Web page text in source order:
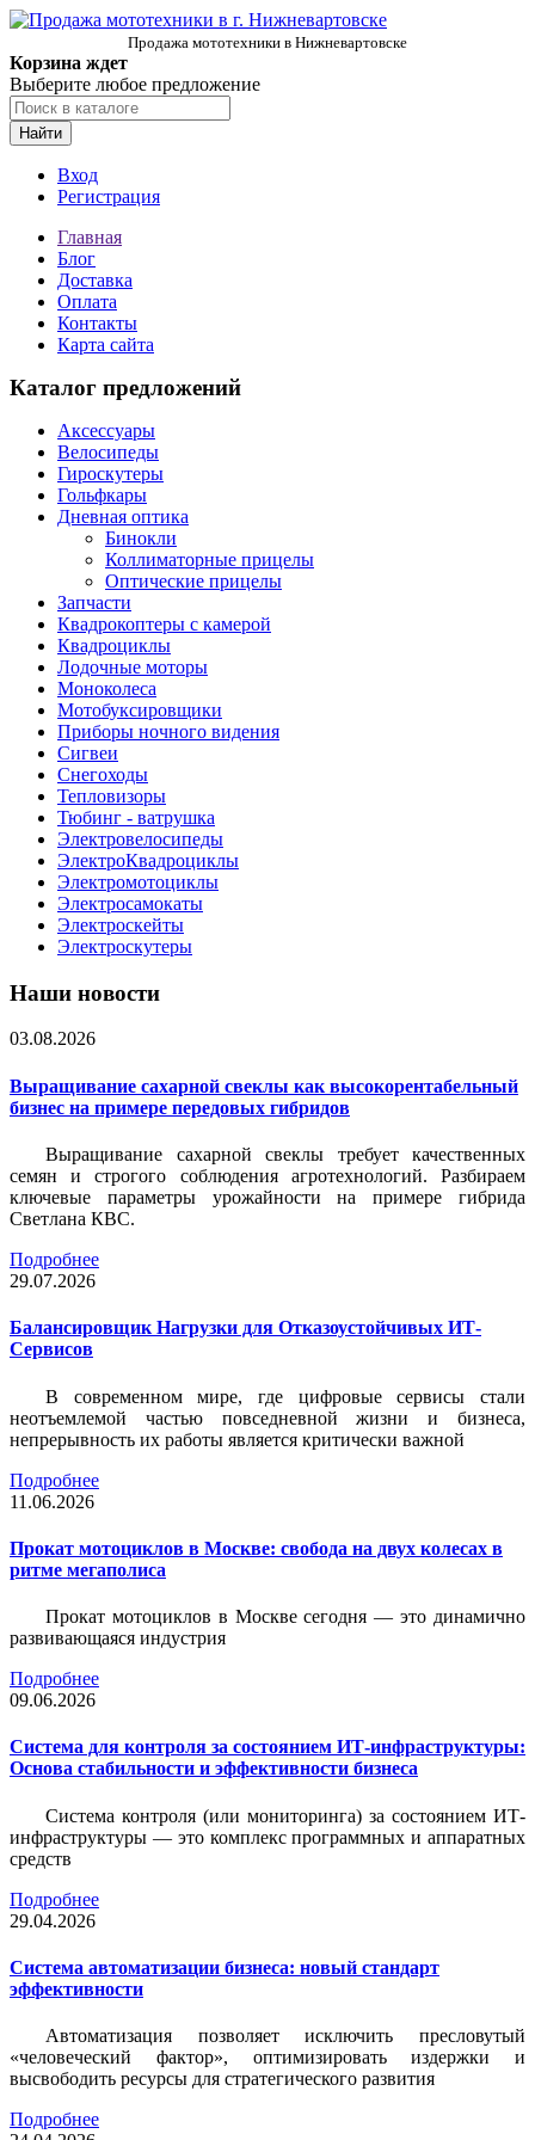
Продажа мототехники в Нижневартовске
Корзина ждет
Выберите любое предложение
Найти
Вход
Регистрация
Главная
Блог
Доставка
Оплата
Контакты
Карта сайта
Каталог предложений
Аксессуары
Велосипеды
Гироскутеры
Гольфкары
Дневная оптика
Бинокли
Коллиматорные прицелы
Оптические прицелы
Запчасти
Квадрокоптеры с камерой
Квадроциклы
Лодочные моторы
Моноколеса
Мотобуксировщики
Приборы ночного видения
Сигвеи
Снегоходы
Тепловизоры
Тюбинг - ватрушка
Электровелосипеды
ЭлектроКвадроциклы
Электромотоциклы
Электросамокаты
Электроскейты
Электроскутеры
Наши новости
03.08.2026
Выращивание сахарной свеклы как высокорентабельный
бизнес на примере передовых гибридов
Выращивание сахарной свеклы требует качественных
семян и строгого соблюдения агротехнологий. Разбираем
ключевые параметры урожайности на примере гибрида
Светлана КВС.
Подробнее
29.07.2026
Балансировщик Нагрузки для Отказоустойчивых ИТ-
Сервисов
В современном мире, где цифровые сервисы стали
неотъемлемой частью повседневной жизни и бизнеса,
непрерывность их работы является критически важной
Подробнее
11.06.2026
Прокат мотоциклов в Москве: свобода на двух колесах в
ритме мегаполиса
Прокат мотоциклов в Москве сегодня — это динамично
развивающаяся индустрия
Подробнее
09.06.2026
Система для контроля за состоянием ИТ-инфраструктуры:
Основа стабильности и эффективности бизнеса
Система контроля (или мониторинга) за состоянием ИТ-
инфраструктуры — это комплекс программных и аппаратных
средств
Подробнее
29.04.2026
Система автоматизации бизнеса: новый стандарт
эффективности
Автоматизация позволяет исключить пресловутый
«человеческий фактор», оптимизировать издержки и
высвободить ресурсы для стратегического развития
Подробнее